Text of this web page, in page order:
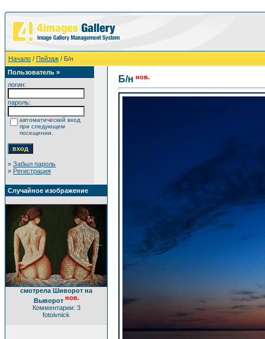
Начало / Пейзаж / Б/н
Пользователь »
логин:
пароль:
автоматический вход
при следующем
посещении.
» Забыл пароль
» Регистрация
Случайное изображение
смотрела Шиворот на
Выворот нов.
Комментарии: 3
fotoivnick
Б/н нов.